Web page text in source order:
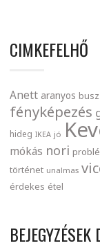
CIMKEFELHŐ
Anett aranyos busz
fényképezés
hideg IKEA jó
mókás nori
történet unalmas
érdekes étel